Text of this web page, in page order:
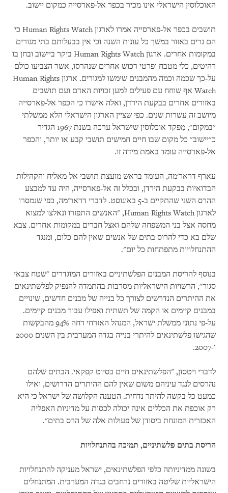
האוכלוסין הישראלי אינו מכיר בכפר אל-פארסייה כמקום יישוב.
תושבים בכפר אל-פארסייה אמרו לארגון Human Rights Watch כי
הם גרים באזור במשך כל עונות השנה וכי אין בבעלותם בתי מגורים
במקומות אחרים. ארגון Human Rights Watch ביקר ביישוב ובחן בו
רהיטים, כלי מטבח ופרטי רכוש אחרים שנהרסו, אשר הצביעו כולם
על-כך שכמה וכמה מהמבנים שימשו למגורים. ארגון Human Rights
Watch אף שוחח עם פעילים למען זכויות האדם ועם תושבים
באזורים אחרים בבקעת הירדן, ואלה אישרו כי הכפר אל-פארסייה
מיושב זה עשרות שנים. כפי שציין הארגון הישראלי הלא ממשלתי
"במקום", מִפקד אוכלוסין שישראל ערכה בשנת 1967 הגדיר
כ"יישוב" כל מקום שבו חיים חמישים תושבי קבע או יותר, והכפר
אל-פארסייה עומד באמת מידה זו.
עארף דראר'מה, העומד בראש מועצת תושבי אל-מאליח והקהילות
הבדואיות בבקעת הירדן, ובכלל זה אל-פארסייה, היה עד למבצע
ההרס השני שהתקיים ב-5 באוגוסט. לדברי דראר'מה, כפי שנמסרו
לארגון Human Rights Watch, "האנשים התפזרו ונאלצו למצוא
מחסה אצל בני המשפחה שלהם ואצל חברים במקומות אחרים. צבא
שלם בא כדי להרוס בתים של אנשים שאין להם כלום, ומנגד
ההתנחלויות מתפתחות כל יום".
בנוסף להריסת המבנים הפלשתיניים באזורים המוגדרים "שטח צבאי
סגור", הרשויות הישראליות מסרבות בהתמדה להנפיק לפלשתינאים
את ההיתרים הנדרשים לצורך כל בנייה של מבנים חדשים, שינויים
במבנים קיימים או הקמה של תשתית ואפילו עבור מבנים קיימים.
על-פי נתוני ממשלת ישראל, המנהל האזרחי דחה 94% מהבקשות
שהגישו פלשתינאים להיתרי בנייה בגדה המערבית בין השנים 2000
ו-2007.
לדברי ויטסון, "הפלשתינאים חיים בסיוט קפקאי. הבתים שלהם
נהרסים לנגד עיניהם משום שאין להם ההיתרים הדרושים, ואילו
כמעט כל בקשה להיתר נדחית. הטענה הקלושה של ישראל כי היא
רק אוכפת את הכללים אינה יכולה לכסות על מדיניות האפליה
האכזרית המונחת ביסודן של פעולות אלה של הרס בתים".
הריסת בתים פלשתיניים, תמיכה בהתנחלויות
בשונה ממדיניותה כלפי הפלשתינאים, ישראל מעניקה להתנחלויות
הישראליות שליטה באזורים נרחבים בגדה המערבית. המתנחלים